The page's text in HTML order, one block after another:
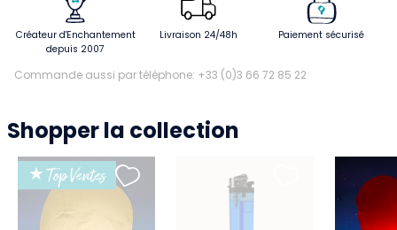
Créateur d'Enchantement
depuis 2007
Livraison 24/48h Paiement sécurisé
Commande aussi par téléphone: +33 (0)3 66 72 85 22
Shopper la collection
★ Top Ventes